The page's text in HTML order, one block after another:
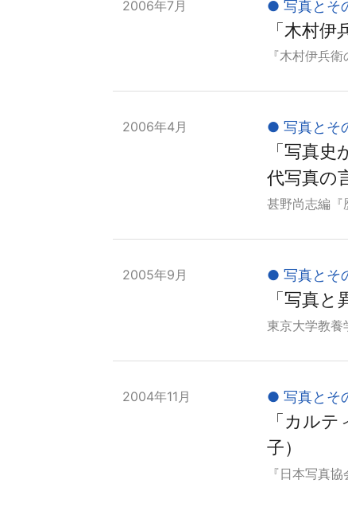
2006年7月 写真とそ
「木村
『木村伊兵
2006年4月 写真とそ
「写真史
代写真の
甚野尚志編『
2005年9月 写真とそ
「写真
東京大学教
2004年11月 写真とそ
「カル
子）
『日本写真